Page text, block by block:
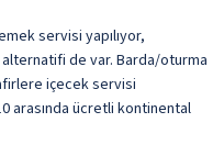
servisi yapılıyor,
de var. Barda/oturma
içecek servisi
arasında ücretli kontinental